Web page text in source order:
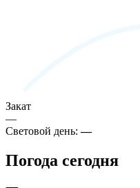
Закат
—
Световой день:—
Погода сегодня